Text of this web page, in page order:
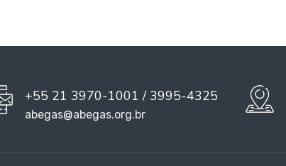
+55 21 3970-1001 / 3995-4325
abegas@abegas.org.br